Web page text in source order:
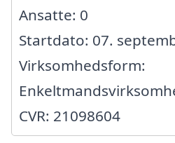
Ansatte: 0
Startdato: 07.
Virksomhedsform:
CVR: 21098604